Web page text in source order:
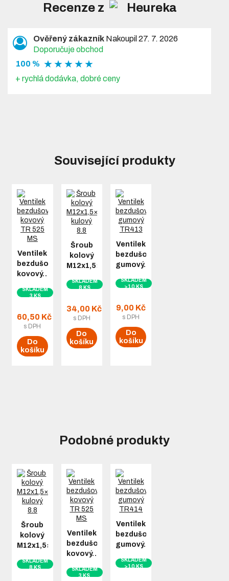
Recenze z
Ověřený zákazník Nakoupil 27. 7. 2026
Doporučuje obchod
100 % ★ ★ ★ ★ ★
+ rychlá dodávka, dobré ceny
Související produkty
Ventilek
bezdušový
kovový…
SKLADEM
3 KS
60,50 Kč
s DPH
Do
košíku
Šroub
kolový
M12x1,5×24…
SKLADEM
8 KS
34,00 Kč
s DPH
Do
košíku
Ventilek
bezdušový
gumový…
SKLADEM
>10 KS
9,00 Kč
s DPH
Do
košíku
Podobné produkty
Šroub
kolový
M12x1,5×24…
SKLADEM
8 KS
Ventilek
bezdušový
kovový…
SKLADEM
3 KS
Ventilek
bezdušový
gumový…
SKLADEM
>10 KS